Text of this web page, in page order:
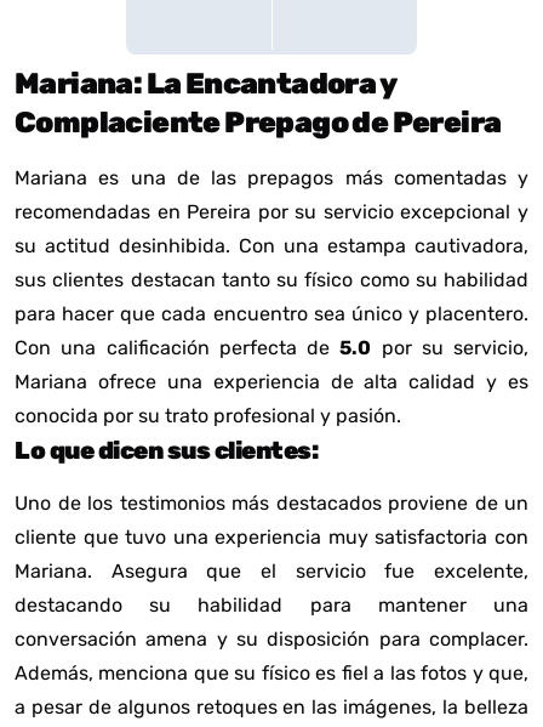
Mariana: La Encantadora y
Complaciente Prepago de Pereira
Mariana es una de las prepagos más comentadas y
recomendadas en Pereira por su servicio excepcional y
su actitud desinhibida. Con una estampa cautivadora,
sus clientes destacan tanto su físico como su habilidad
para hacer que cada encuentro sea único y placentero.
Con una calificación perfecta de5.0 por su servicio,
Mariana ofrece una experiencia de alta calidad y es
conocida por su trato profesional y pasión.
Lo que dicen sus clientes:
Uno de los testimonios más destacados proviene de un
cliente que tuvo una experiencia muy satisfactoria con
Mariana. Asegura que el servicio fue excelente,
destacando su habilidad para mantener una
conversación amena y su disposición para complacer.
Además, menciona que su físico es fiel a las fotos y que,
a pesar de algunos retoques en las imágenes, la belleza